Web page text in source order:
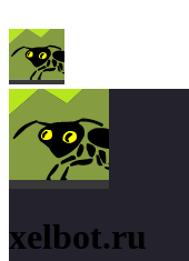
xelbot.ru